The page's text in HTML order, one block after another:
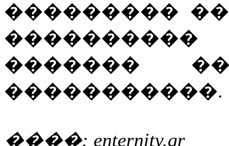
���������
�������
�����������.
����: enternity.gr